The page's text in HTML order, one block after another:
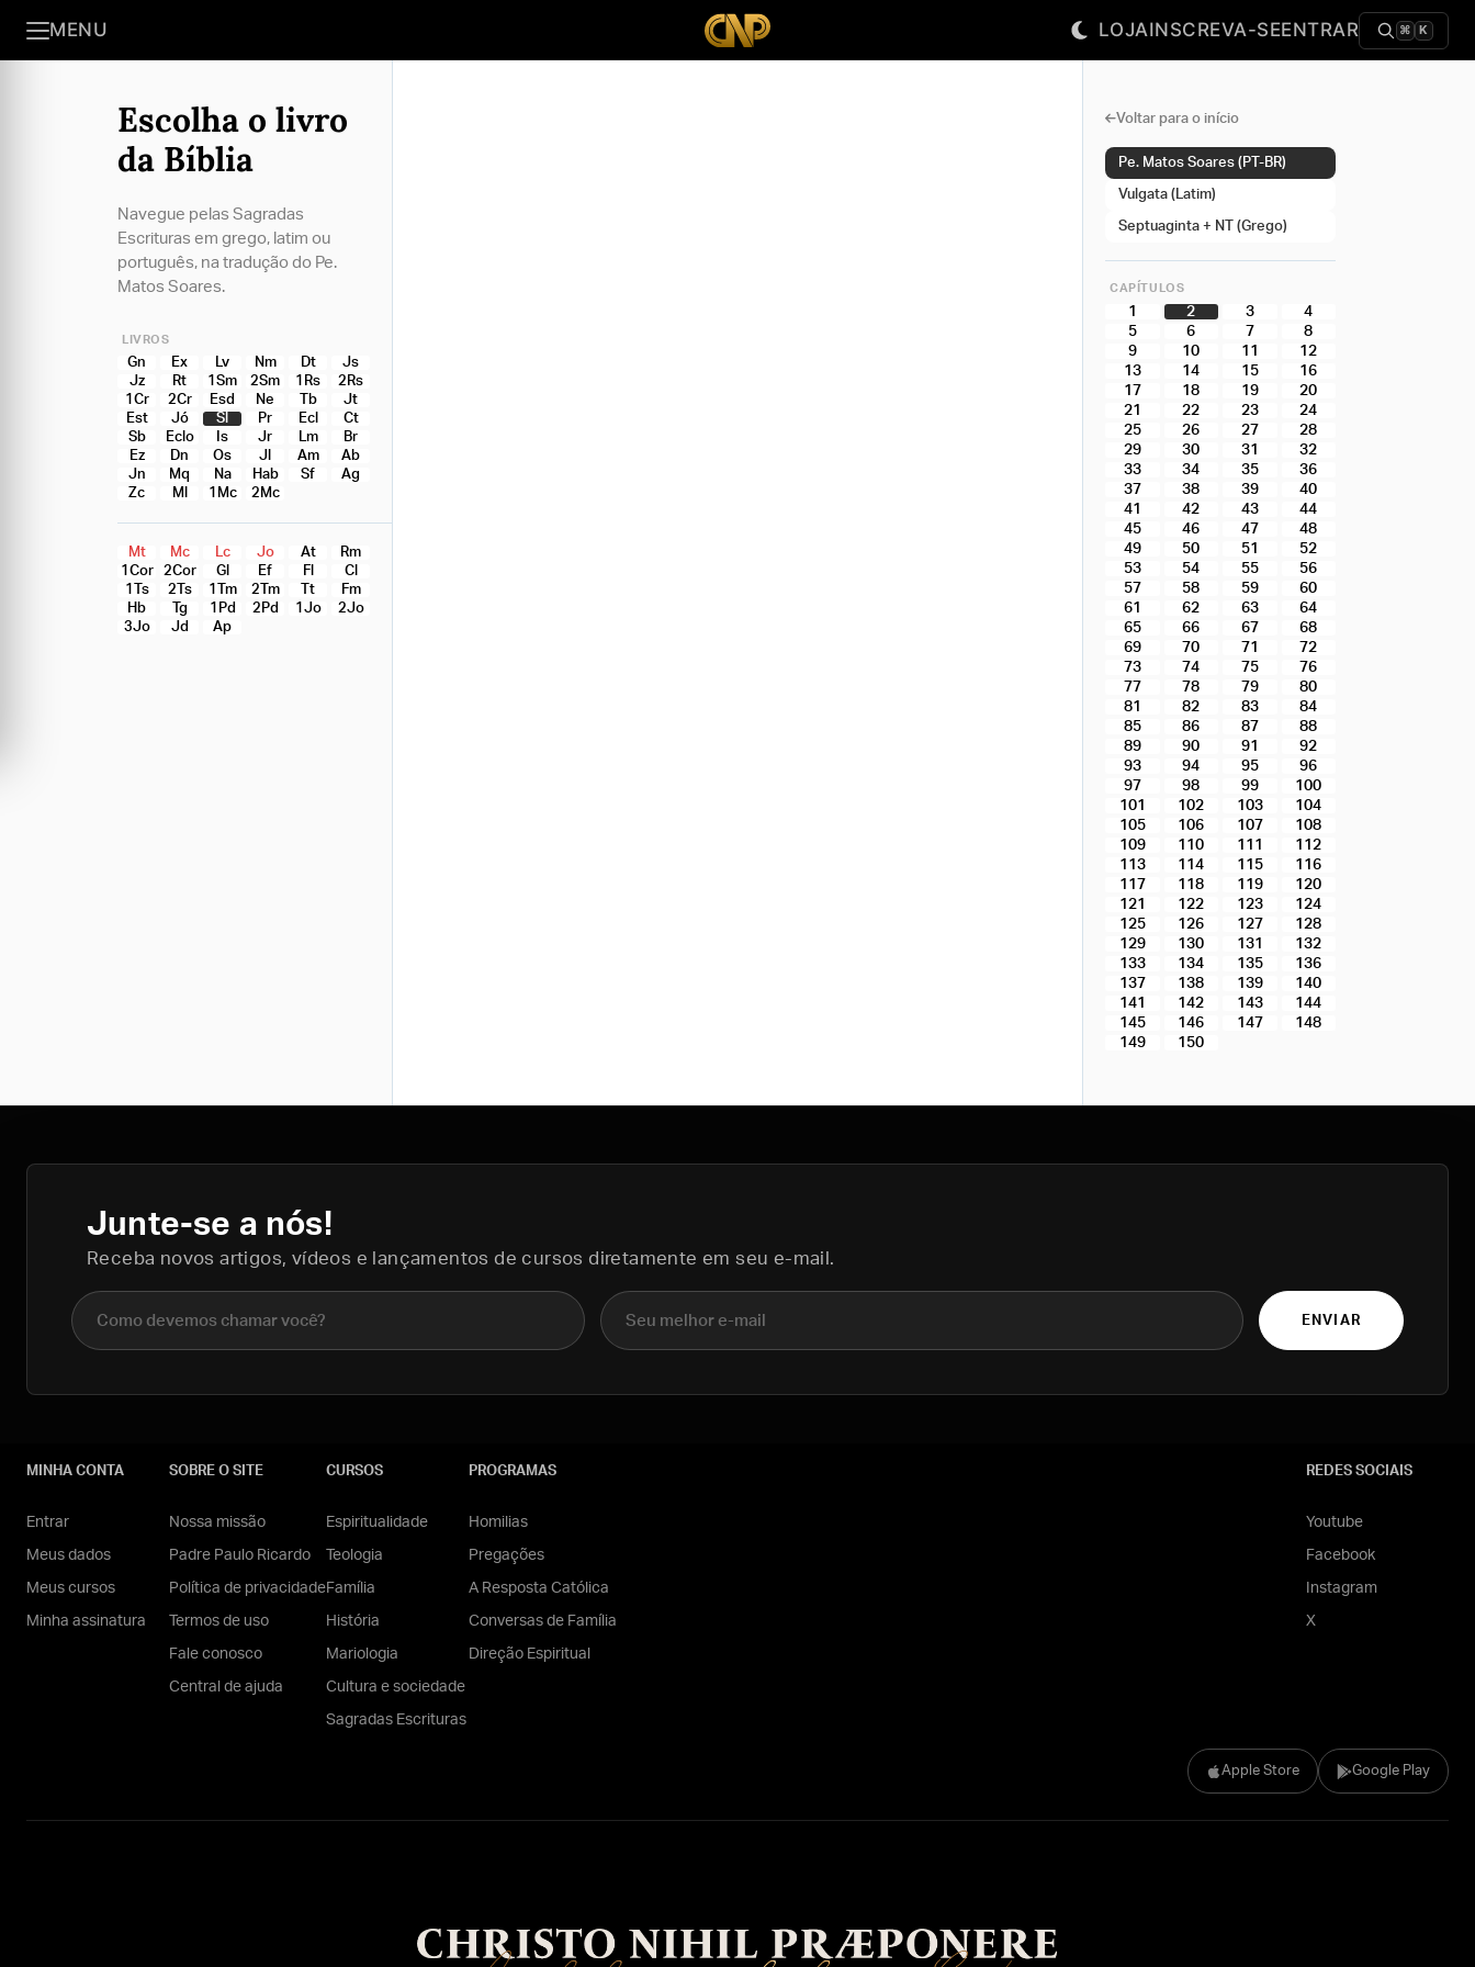
MENU LOJAINSCREVA-SEENTRAR ⌘ K
Escolha o livro
da Bíblia
Navegue pelas Sagradas
Escrituras em grego, latim ou
português, na tradução do Pe.
Matos Soares.
LIVROS
Gn Ex Lv Nm Dt
Js
Jz
Rt 1Sm 2Sm 1Rs
2Rs
1Cr
2Cr Esd Ne Tb
Jt
Est
Jó Sl Pr Ecl
Ct
Sb
Eclo Is Jr Lm
Br
Ez
Dn Os Jl Am
Ab
Jn
Mq Na Hab Sf
Ag
Zc
Ml 1Mc 2Mc
Mt Mc Lc Jo At
Rm
1Cor
2Cor Gl Ef Fl
Cl
1Ts
2Ts 1Tm 2Tm Tt
Fm
Hb
Tg 1Pd 2Pd 1Jo
2Jo
3Jo
Jd Ap
Voltar para o início
Pe. Matos Soares (PT-BR)
Vulgata (Latim)
Septuaginta + NT (Grego)
CAPÍTULOS
1 2 3
4
5
6 7
8
9
10 11
12
13
14 15
16
17
18 19
20
21
22 23
24
25
26 27
28
29
30 31
32
33
34 35
36
37
38 39
40
41
42 43
44
45
46 47
48
49
50 51
52
53
54 55
56
57
58 59
60
61
62 63
64
65
66 67
68
69
70 71
72
73
74 75
76
77
78 79
80
81
82 83
84
85
86 87
88
89
90 91
92
93
94 95
96
97
98 99
100
101
102 103
104
105
106 107
108
109
110 111
112
113
114 115
116
117
118 119
120
121
122 123
124
125
126 127
128
129
130 131
132
133
134 135
136
137
138 139
140
141
142 143
144
145
146 147
148
149
150
Junte-se a nós!
Receba novos artigos, vídeos e lançamentos de cursos diretamente em seu e-mail.
Nome completo E-mail
ENVIAR
Apple Store Google Play
MINHA CONTA
Entrar
Meus dados
Meus cursos
Minha assinatura
SOBRE O SITE
Nossa missão
Padre Paulo Ricardo
Política de privacidade
Termos de uso
Fale conosco
Central de ajuda
CURSOS
Espiritualidade
Teologia
Família
História
Mariologia
Cultura e sociedade
Sagradas Escrituras
PROGRAMAS
Homilias
Pregações
A Resposta Católica
Conversas de Família
Direção Espiritual
REDES SOCIAIS
Youtube
Facebook
Instagram
X